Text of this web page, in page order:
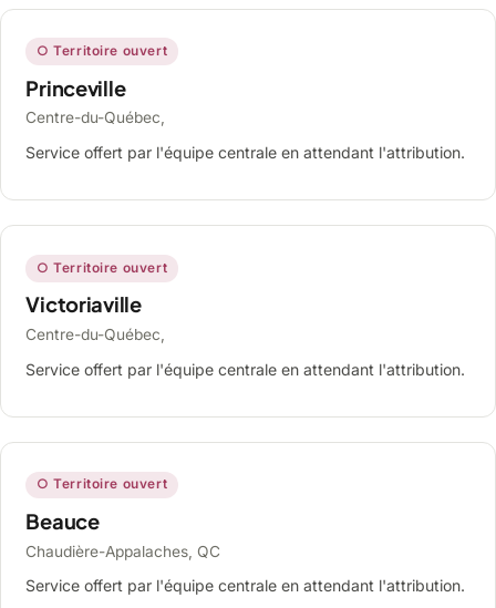
○ Territoire ouvert
Princeville
Centre-du-Québec,
Service offert par l'équipe centrale en attendant l'attribution.
○ Territoire ouvert
Victoriaville
Centre-du-Québec,
Service offert par l'équipe centrale en attendant l'attribution.
○ Territoire ouvert
Beauce
Chaudière-Appalaches, QC
Service offert par l'équipe centrale en attendant l'attribution.